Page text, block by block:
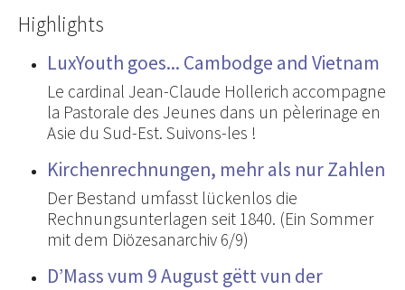
Highlights
LuxYouth goes... Cambodge and Vietnam
Le cardinal Jean-Claude Hollerich accompagne
la Pastorale des Jeunes dans un pèlerinage en
Asie du Sud-Est. Suivons-les !
Kirchenrechnungen, mehr als nur Zahlen
Der Bestand umfasst lückenlos die
Rechnungsunterlagen seit 1840. (Ein Sommer
mit dem Diözesanarchiv 6/9)
D’Mass vum 9 August gëtt vun der